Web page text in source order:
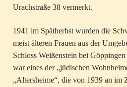
Urachstraße 38 vermerkt.
1941 im Spätherbst wurden die
meist älteren Frauen aus der
Schloss Weißenstein bei
war eines der „jüdischen
„Altersheime“, die von 1939 an im